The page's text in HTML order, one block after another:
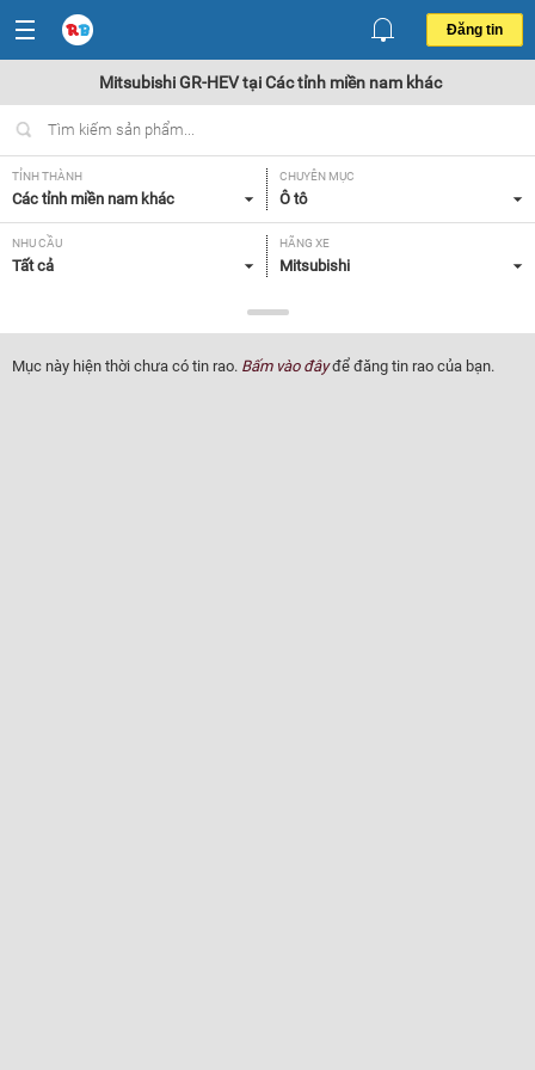
Đăng tin
Mitsubishi GR-HEV tại Các tỉnh miền nam khác
TỈNH THÀNH
Các tỉnh miền nam khác
CHUYÊN MỤC
Ô tô
NHU CẦU
Tất cả
HÃNG XE
Mitsubishi
GR-HEV
NĂM SẢN XUẤT
Tất cả
GIÁ XE XUẤT XỨ
Mục này hiện thời chưa có tin rao. Bấm vào đâyđể đăng tin rao của bạn.